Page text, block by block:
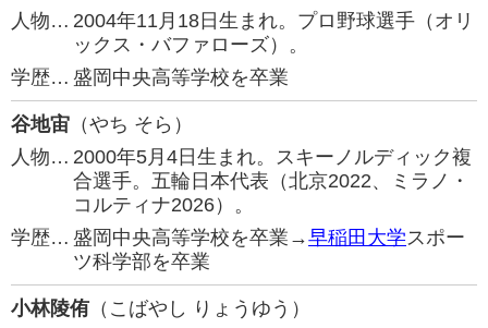
人物… 2004年11月18日生まれ。プロ野球選手（オリ
ックス・バファローズ）。
学歴… 盛岡中央高等学校を卒業
谷地宙 （やち そら）
人物… 2000年5月4日生まれ。スキーノルディック複
合選手。五輪日本代表（北京2022、ミラノ・
コルティナ2026）。
学歴… 盛岡中央高等学校を卒業→早稲田大学スポー
ツ科学部を卒業
小林陵侑 （こばやし りょうゆう）